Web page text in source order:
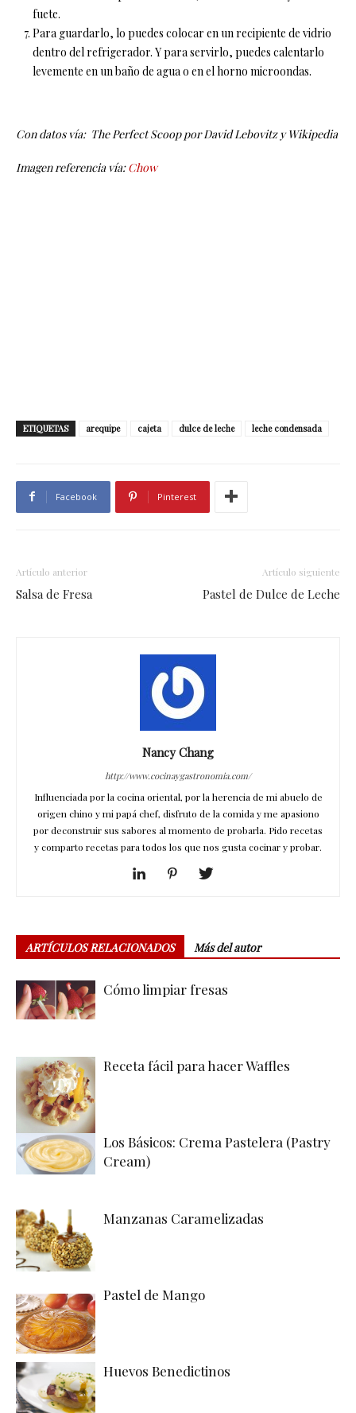
fuete.
Para guardarlo, lo puedes colocar en un recipiente de vidrio
dentro del refrigerador. Y para servirlo, puedes calentarlo
levemente en un baño de agua o en el horno microondas.
Con datos vía: The Perfect Scoop por David Lebovitz y Wikipedia
Imagen referencia vía:Chow
ETIQUETAS arequipe cajeta dulce de leche leche condensada
Facebook Pinterest
Artículo anterior
Salsa de Fresa
Artículo siguiente
Pastel de Dulce de Leche
Nancy Chang
http://www.cocinaygastronomia.com/
Influenciada por la cocina oriental, por la herencia de mi abuelo de
origen chino y mi papá chef, disfruto de la comida y me apasiono
por deconstruir sus sabores al momento de probarla. Pido recetas
y comparto recetas para todos los que nos gusta cocinar y probar.
ARTÍCULOS RELACIONADOS Más del autor
Cómo limpiar fresas
Receta fácil para hacer Waffles
Los Básicos: Crema Pastelera (Pastry
Cream)
Manzanas Caramelizadas
Pastel de Mango
Huevos Benedictinos